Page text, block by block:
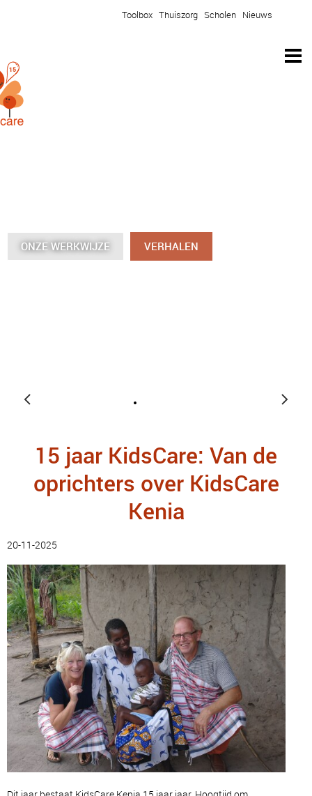
Toolbox Thuiszorg Scholen Nieuws
ONZE WERKWIJZE VERHALEN
ONZE WERKWIJZE VERHALEN
ONZE WERKWIJZE VERHALEN
ONZE WERKWIJZE VERHALEN
15 jaar KidsCare: Van de
oprichters over KidsCare
Kenia
20-11-2025